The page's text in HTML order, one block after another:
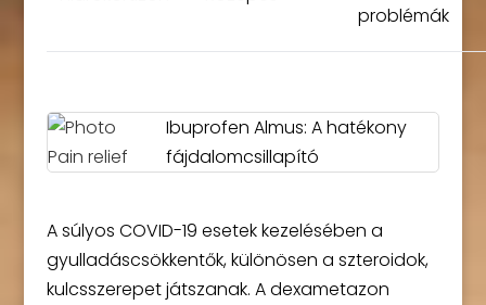
problémák
Ibuprofen Almus: A hatékony
fájdalomcsillapító
A súlyos COVID-19 esetek kezelésében a
gyulladáscsökkentők, különösen a szteroidok,
kulcsszerepet játszanak. A dexametazon